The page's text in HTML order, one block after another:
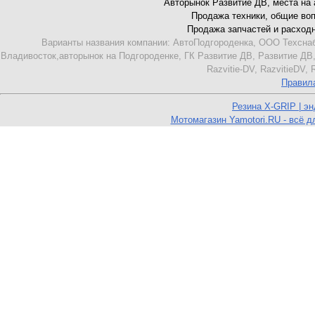
Авторынок Развитие ДВ, места на
Продажа техники, общие
Продажа запчастей и
Варианты названия компании: АвтоПодгороденка, ООО
Владивосток,авторынок на Подгороденке, ГК Развитие ДВ,
Razvitie-DV, RazvitieDV,
Резина X-GRIP |
Мотомагазин Yamotori.RU - всё